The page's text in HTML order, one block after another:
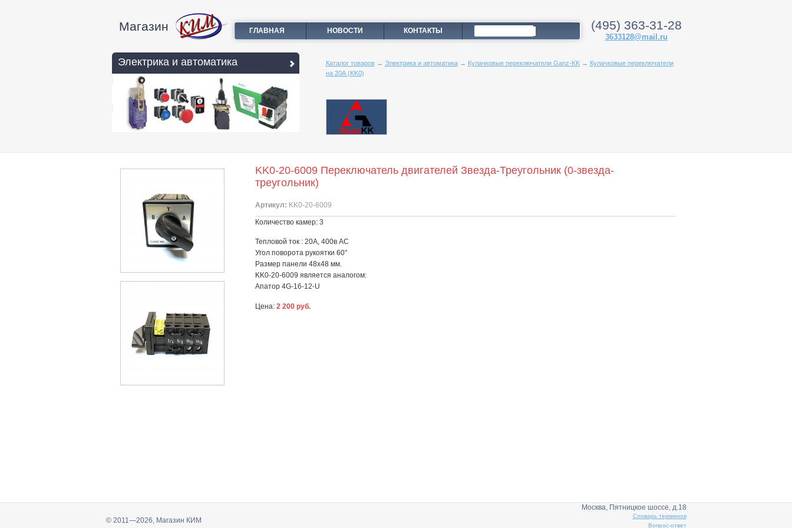
Магазин ГЛАВНАЯ НОВОСТИ КОНТАКТЫ (495) 363-31-28
3633128@mail.ru
Электрика и автоматика Каталог товаров→ Электрика и автоматика→ Кулачковые переключатели Ganz-KK→ Кулачковые переключатели
на 20А (KK0)
KK0-20-6009 Переключатель двигателей Звезда-Треугольник (0-звезда-
треугольник)
Артикул: KK0-20-6009
Количество камер: 3
Тепловой ток : 20A, 400в АС
Угол поворота рукоятки 60°
Размер панели 48x48 мм.
KK0-20-6009 является аналогом:
Апатор 4G-16-12-U
Цена: 2 200 руб.
© 2011—2026, Магазин КИМ
Москва, Пятницкое шоссе, д.18
Словарь терминов
Вопрос-ответ